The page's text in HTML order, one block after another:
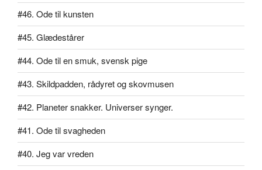
#46. Ode til kunsten
#45. Glædestårer
#44. Ode til en smuk, svensk pige
#43. Skildpadden, rådyret og skovmusen
#42. Planeter snakker. Universer synger.
#41. Ode til svagheden
#40. Jeg var vreden